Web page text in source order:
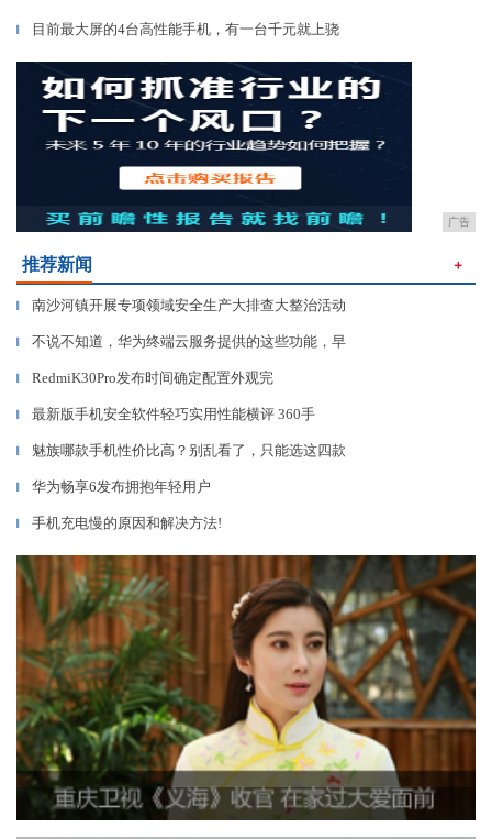
▎ 目前最大屏的4台高性能手机，有一台千元就上骁
广告
推荐新闻 ＋
▎ 南沙河镇开展专项领域安全生产大排查大整治活动
▎ 不说不知道，华为终端云服务提供的这些功能，早
▎ RedmiK30Pro发布时间确定配置外观完
▎ 最新版手机安全软件轻巧实用性能横评 360手
▎ 魅族哪款手机性价比高？别乱看了，只能选这四款
▎ 华为畅享6发布拥抱年轻用户
▎ 手机充电慢的原因和解决方法!